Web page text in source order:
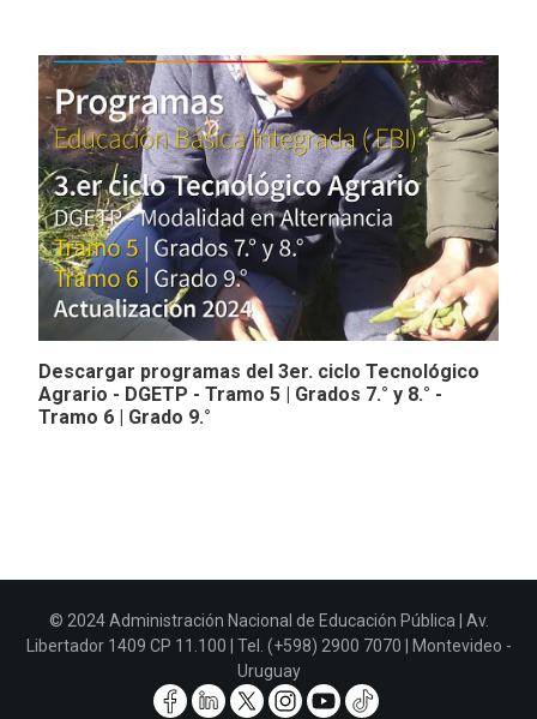
Descargar programas del 3er. ciclo Tecnológico
Agrario - DGETP - Tramo 5 | Grados 7.° y 8.° -
Tramo 6 | Grado 9.°
© 2024 Administración Nacional de Educación Pública | Av.
Libertador 1409 CP 11.100 | Tel. (+598) 2900 7070 | Montevideo -
Uruguay